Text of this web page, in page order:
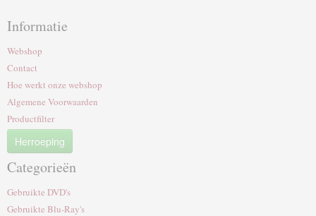
Informatie
Webshop
Contact
Hoe werkt onze webshop
Algemene Voorwaarden
Productfilter
Herroeping
Categorieën
Gebruikte DVD's
Gebruikte Blu-Ray's